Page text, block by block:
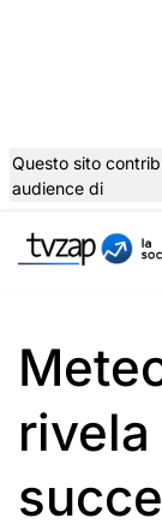
al
Questo sito
audience di